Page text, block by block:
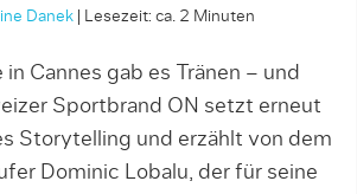
Danek Lesezeit: ca. 2 Minuten
in Cannes gab es Tränen – und
Sportbrand ON setzt erneut
Storytelling und erzählt von dem
Dominic Lobalu, der für seine